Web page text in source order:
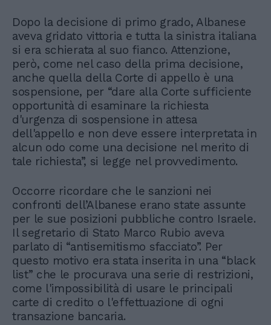
Dopo la decisione di primo grado, Albanese
aveva gridato vittoria e tutta la sinistra italiana
si era schierata al suo fianco. Attenzione,
però, come nel caso della prima decisione,
anche quella della Corte di appello è una
sospensione, per “dare alla Corte sufficiente
opportunità di esaminare la richiesta
d'urgenza di sospensione in attesa
dell'appello e non deve essere interpretata in
alcun odo come una decisione nel merito di
tale richiesta”, si legge nel provvedimento.
Occorre ricordare che le sanzioni nei
confronti dell’Albanese erano state assunte
per le sue posizioni pubbliche contro Israele.
Il segretario di Stato Marco Rubio aveva
parlato di “antisemitismo sfacciato”. Per
questo motivo era stata inserita in una “black
list” che le procurava una serie di restrizioni,
come l'impossibilità di usare le principali
carte di credito o l'effettuazione di ogni
transazione bancaria.